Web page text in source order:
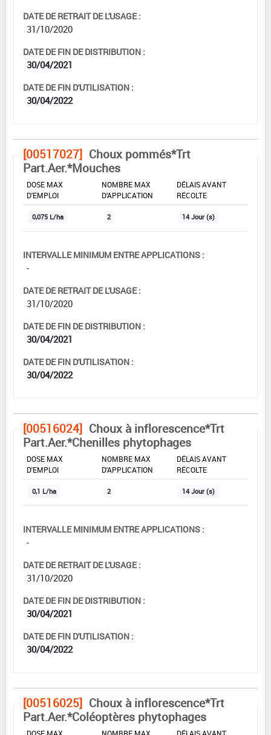
DATE DE RETRAIT DE L'USAGE :
31/10/2020
DATE DE FIN DE DISTRIBUTION :
30/04/2021
DATE DE FIN D'UTILISATION :
30/04/2022
[00517027] Choux pommés*Trt
Part.Aer.*Mouches
DOSE MAX
D'EMPLOI
NOMBRE MAX
D'APPLICATION
DÉLAIS AVANT
RÉCOLTE
0,075 L/ha 2 14 Jour (s)
INTERVALLE MINIMUM ENTRE APPLICATIONS :
-
DATE DE RETRAIT DE L'USAGE :
31/10/2020
DATE DE FIN DE DISTRIBUTION :
30/04/2021
DATE DE FIN D'UTILISATION :
30/04/2022
[00516024] Choux à inflorescence*Trt
Part.Aer.*Chenilles phytophages
DOSE MAX
D'EMPLOI
NOMBRE MAX
D'APPLICATION
DÉLAIS AVANT
RÉCOLTE
0,1 L/ha 2 14 Jour (s)
INTERVALLE MINIMUM ENTRE APPLICATIONS :
-
DATE DE RETRAIT DE L'USAGE :
31/10/2020
DATE DE FIN DE DISTRIBUTION :
30/04/2021
DATE DE FIN D'UTILISATION :
30/04/2022
[00516025] Choux à inflorescence*Trt
Part.Aer.*Coléoptères phytophages
DOSE MAX NOMBRE MAX DÉLAIS AVANT